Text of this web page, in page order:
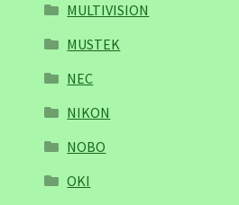
MULTIVISION
MUSTEK
NEC
NIKON
NOBO
OKI